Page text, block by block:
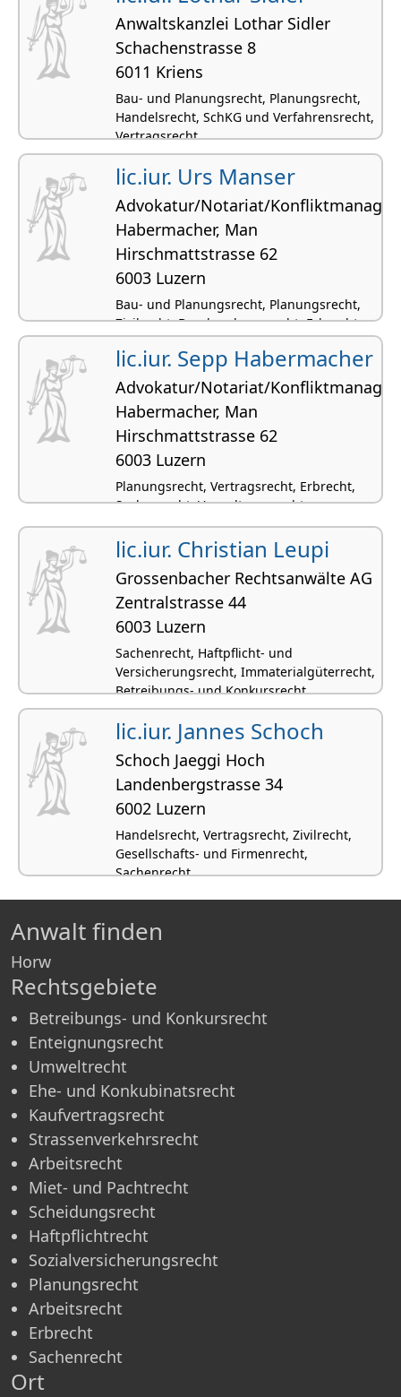
Anwaltskanzlei Lothar Sidler
Schachenstrasse 8
6011 Kriens
Bau- und Planungsrecht, Planungsrecht,
Handelsrecht, SchKG und Verfahrensrecht,
Vertragsrecht
lic.iur. Urs Manser
Advokatur/Notariat/
Habermacher, Man
Hirschmattstrasse 62
6003 Luzern
Bau- und Planungsrecht, Planungsrecht,
Zivilrecht, Beurkundungsrecht, Erbrecht
lic.iur. Sepp Habermacher
Advokatur/Notariat/
Habermacher, Man
Hirschmattstrasse 62
6003 Luzern
Planungsrecht, Vertragsrecht, Erbrecht,
Sachenrecht, Verwaltungsrecht
lic.iur. Christian Leupi
Grossenbacher Rechtsanwälte AG
Zentralstrasse 44
6003 Luzern
Sachenrecht, Haftpflicht- und
Versicherungsrecht, Immaterialgüterrecht,
Betreibungs- und Konkursrecht,
Datenschutzrecht
lic.iur. Jannes Schoch
Schoch Jaeggi Hoch
Landenbergstrasse 34
6002 Luzern
Handelsrecht, Vertragsrecht, Zivilrecht,
Gesellschafts- und Firmenrecht,
Sachenrecht
Anwalt finden
Horw
Rechtsgebiete
Betreibungs- und Konkursrecht
Enteignungsrecht
Umweltrecht
Ehe- und Konkubinatsrecht
Kaufvertragsrecht
Strassenverkehrsrecht
Arbeitsrecht
Miet- und Pachtrecht
Scheidungsrecht
Haftpflichtrecht
Sozialversicherungsrecht
Planungsrecht
Arbeitsrecht
Erbrecht
Sachenrecht
Ort